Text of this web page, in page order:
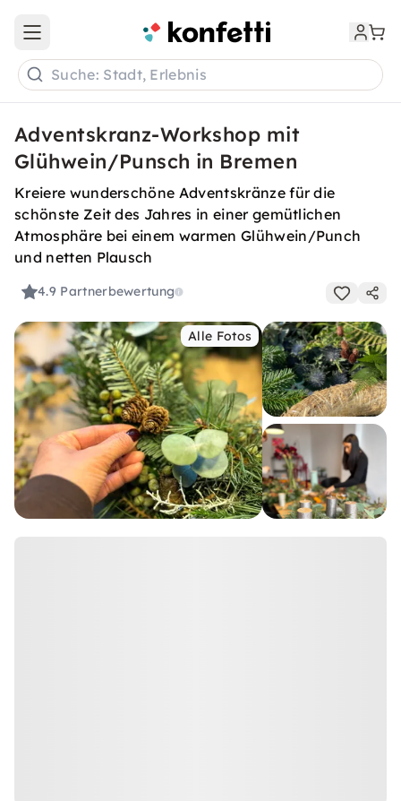
Open main menu
Suche: Stadt, Erlebnis
Adventskranz-Workshop mit
Glühwein/Punsch in Bremen
Kreiere wunderschöne Adventskränze für die
schönste Zeit des Jahres in einer gemütlichen
Atmosphäre bei einem warmen Glühwein/Punch
und netten Plausch
4.9 Partnerbewertung
Alle Fotos